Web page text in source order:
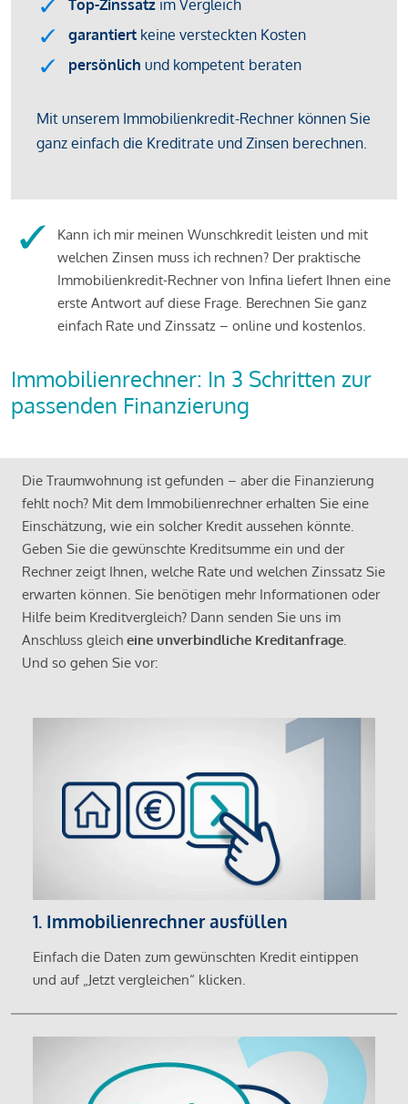
Kann ich mir meinen Wunschkredit leisten und mit
welchen Zinsen muss ich rechnen? Der praktische
Immobilienkredit-Rechner von Infina liefert Ihnen eine
erste Antwort auf diese Frage. Berechnen Sie ganz
einfach Rate und Zinssatz – online und kostenlos.
Immobilienrechner: In 3 Schritten zur
passenden Finanzierung
Die Traumwohnung ist gefunden – aber die Finanzierung
fehlt noch? Mit dem Immobilienrechner erhalten Sie eine
Einschätzung, wie ein solcher Kredit aussehen könnte.
Geben Sie die gewünschte Kreditsumme ein und der
Rechner zeigt Ihnen, welche Rate und welchen Zinssatz Sie
erwarten können. Sie benötigen mehr Informationen oder
Hilfe beim Kreditvergleich? Dann senden Sie uns im
Anschluss gleich eine unverbindliche Kreditanfrage.
Und so gehen Sie vor:
1. Immobilienrechner ausfüllen
Einfach die Daten zum gewünschten Kredit eintippen
und auf „Jetzt vergleichen“ klicken.